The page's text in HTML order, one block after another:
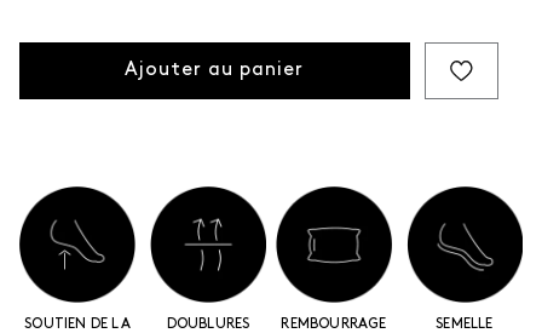
Ajouter au panier
SOUTIEN DE LA
DOUBLURES
REMBOURRAGE
SEMELLE